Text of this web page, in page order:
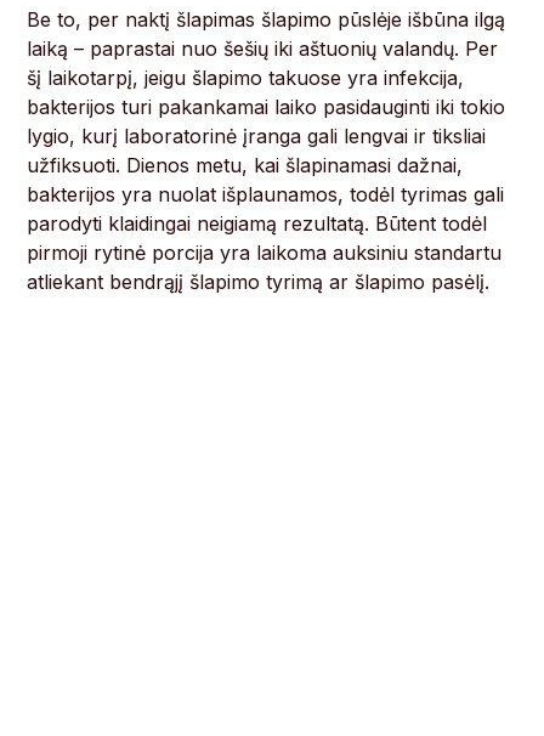
Be to, per naktį šlapimas šlapimo pūslėje išbūna ilgą
laiką – paprastai nuo šešių iki aštuonių valandų. Per
šį laikotarpį, jeigu šlapimo takuose yra infekcija,
bakterijos turi pakankamai laiko pasidauginti iki tokio
lygio, kurį laboratorinė įranga gali lengvai ir tiksliai
užfiksuoti. Dienos metu, kai šlapinamasi dažnai,
bakterijos yra nuolat išplaunamos, todėl tyrimas gali
parodyti klaidingai neigiamą rezultatą. Būtent todėl
pirmoji rytinė porcija yra laikoma auksiniu standartu
atliekant bendrąjį šlapimo tyrimą ar šlapimo pasėlį.